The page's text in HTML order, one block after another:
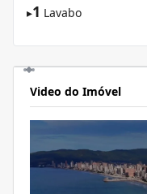
▸1 Lavabo
Video do Imóvel